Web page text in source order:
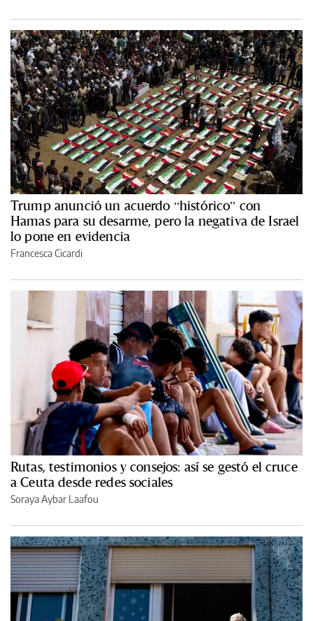
Trump anunció un acuerdo “histórico” con
Hamas para su desarme, pero la negativa de Israel
lo pone en evidencia
Francesca Cicardi
Rutas, testimonios y consejos: así se gestó el cruce
a Ceuta desde redes sociales
Soraya Aybar Laafou